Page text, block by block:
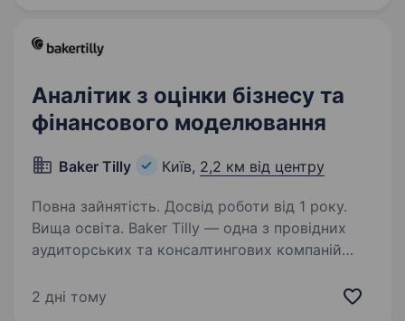
Аналітик з оцінки бізнесу та
фінансового моделювання
Baker Tilly Київ, 2,2 км від центру
Повна зайнятість. Досвід роботи від 1 року.
Вища освіта. Baker Tilly — одна з провідних
аудиторських та консалтингових компаній
Baker Tilly International, представленої у 145
2 дні тому